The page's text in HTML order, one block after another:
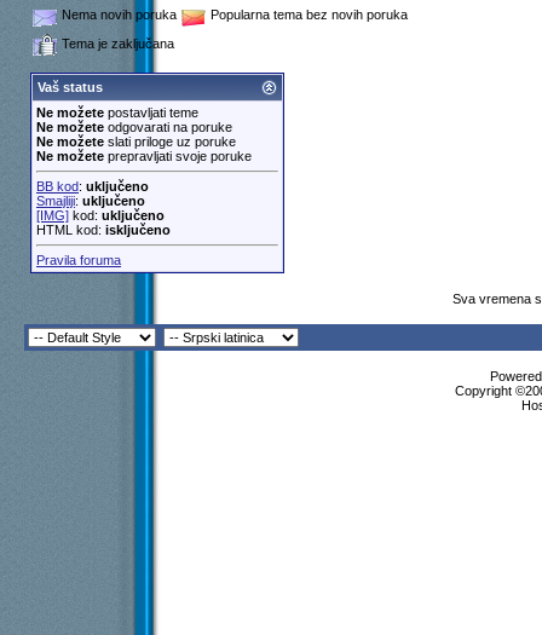
Nema novih poruka
Popularna tema bez novih poruka
Tema je zaključana
Vaš status
Ne možetepostavljati teme
Ne možeteodgovarati na poruke
Ne možeteslati priloge uz poruke
Ne možeteprepravljati svoje poruke
BB kod: uključeno
Smajliji: uključeno
[IMG]kod: uključeno
HTML kod: isključeno
Pravila foruma
Sva vremena
Copyright